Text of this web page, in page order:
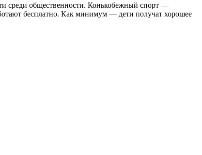
среди общественности. Конькобежный спорт —
бесплатно. Как минимум — дети получат хорошее